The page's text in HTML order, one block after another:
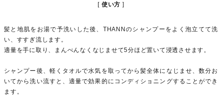
使い方
髪と地肌をお湯で予洗いした後、THANNのシャンプーをよく泡立てて洗
い、すすぎ流します。
適量を手に取り、まんべんなくなじませて5分ほど置いて浸透させます。
シャンプー後、軽くタオルで水気を取ってから髪全体になじませ、数分お
いてから洗い流すと、適量で効果的にコンディショニングすることができ
ます。